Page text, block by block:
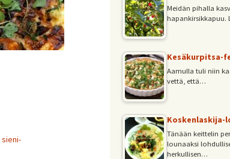
sieni-
Meidän pihalla
hapankirsikkapuu.
Kesäkurpitsa-
Aamulla tuli niin
vettä, että…
Tänään keittelin
lounaaksi
herkullisen…